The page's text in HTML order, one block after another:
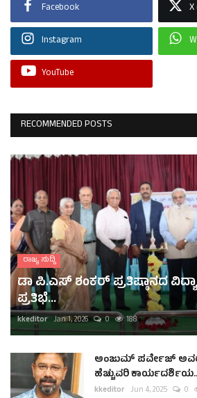
Facebook
Instagram
YouTube
RECOMMENDED POSTS
ರಾಜ್ಯ ಸುದ್ದಿ
ಡಾ ಪಿ.ಎಸ್ ಶಂಕರ್ ಪ್ರತಿಷ್ಠಾನದ
ಪ್ರತಿಭೆ...
kkeditor Jan 1, 2026 0 188
ಅಂಜುಮ್ ಪರ್ವೇಜ್
ಹೆಚ್ಚುವರಿ
kkeditor Jun 4, 2025 0